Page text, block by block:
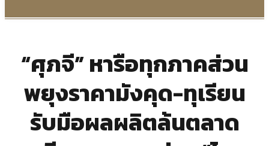
“ศุภจี” หารือทุกภาคส่วน
พยุงราคามังคุด-ทุเรียน
รับมือผลผลิตล้นตลาด